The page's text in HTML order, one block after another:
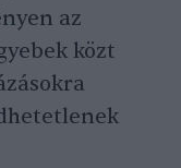
az
közt